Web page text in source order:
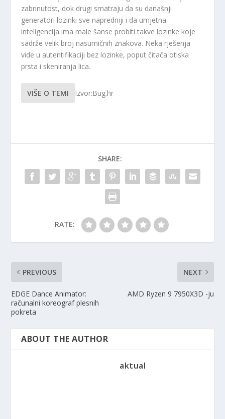
zabrinutost, dok drugi smatraju da su današnji
generatori lozinki sve napredniji i da umjetna
inteligencija ima male šanse probiti takve lozinke koje
sadrže velik broj nasumičnih znakova. Neka rješenja
vide u autentifikaciji bez lozinke, poput čitača otiska
prsta i skeniranja lica.
VIŠE O TEMI Izvor:Bug.hr
SHARE:
RATE:
PREVIOUS
EDGE Dance Animator:
računalni koreograf plesnih
pokreta
NEXT
AMD Ryzen 9 7950X3D -ju
ABOUT THE AUTHOR
aktual